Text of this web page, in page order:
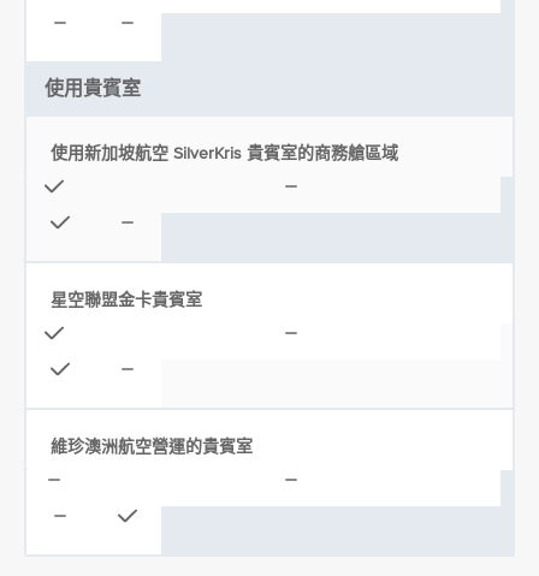
使用貴賓室
使用新加坡航空 SilverKris 貴賓室的商務艙區域
星空聯盟金卡貴賓室
維珍澳洲航空營運的貴賓室